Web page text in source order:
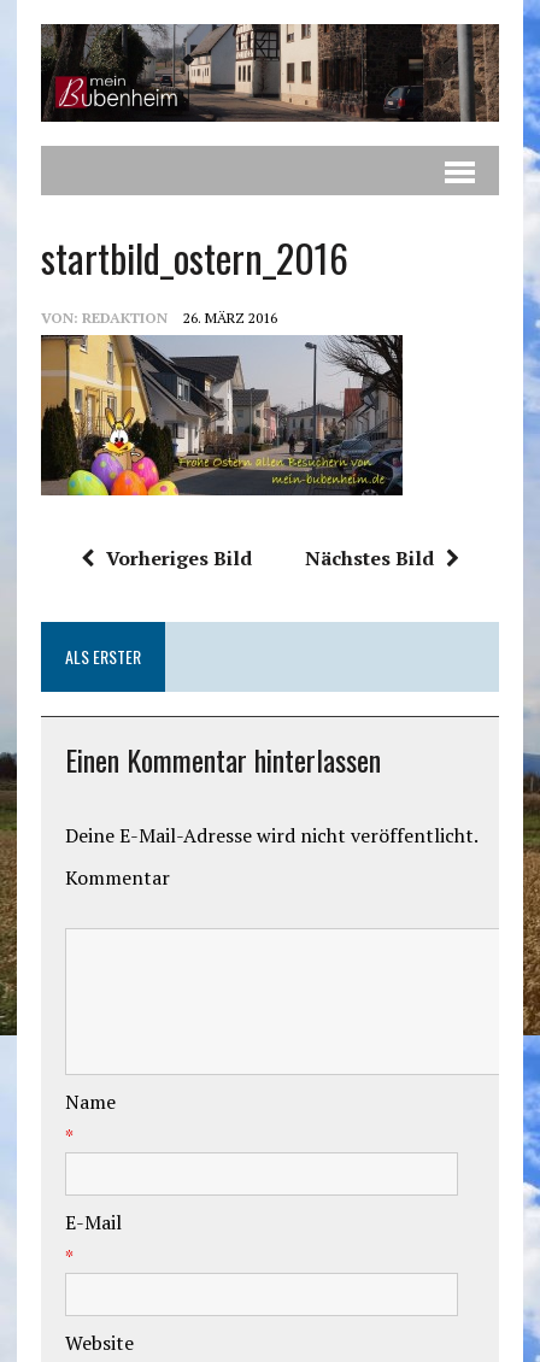
startbild_ostern_2016
VON: REDAKTION 26. MÄRZ 2016
Vorheriges Bild Nächstes Bild
ALS ERSTER
Einen Kommentar hinterlassen
Deine E-Mail-Adresse wird nicht veröffentlicht.
Kommentar
Name
*
E-Mail
*
Website